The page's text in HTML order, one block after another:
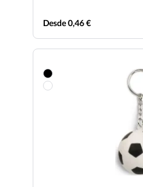
Desde 0,46 €